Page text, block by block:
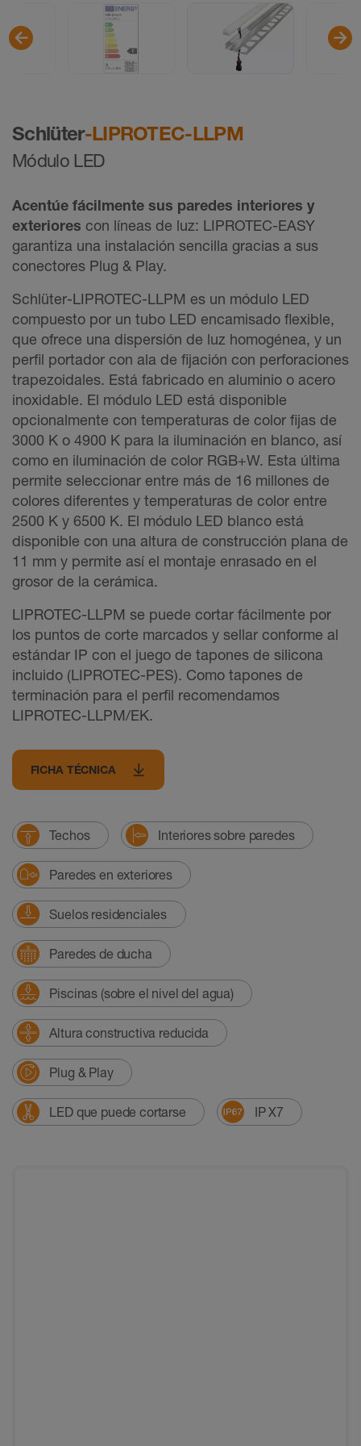
Schlüter-LIPROTEC-LLPM
Módulo LED
Acentúe fácilmente sus paredes interiores y
exteriores con líneas de luz: LIPROTEC-EASY
garantiza una instalación sencilla gracias a sus
conectores Plug & Play.
Schlüter-LIPROTEC-LLPM es un módulo LED
compuesto por un tubo LED encamisado flexible,
que ofrece una dispersión de luz homogénea, y un
perfil portador con ala de fijación con perforaciones
trapezoidales. Está fabricado en aluminio o acero
inoxidable. El módulo LED está disponible
opcionalmente con temperaturas de color fijas de
3000 K o 4900 K para la iluminación en blanco, así
como en iluminación de color RGB+W. Esta última
permite seleccionar entre más de 16 millones de
colores diferentes y temperaturas de color entre
2500 K y 6500 K. El módulo LED blanco está
disponible con una altura de construcción plana de
11 mm y permite así el montaje enrasado en el
grosor de la cerámica.
LIPROTEC-LLPM se puede cortar fácilmente por
los puntos de corte marcados y sellar conforme al
estándar IP con el juego de tapones de silicona
incluido (LIPROTEC-PES). Como tapones de
terminación para el perfil recomendamos
LIPROTEC-LLPM/EK.
FICHA TÉCNICA
Techos Interiores sobre paredes
Paredes en exteriores
Suelos residenciales
Paredes de ducha
Piscinas (sobre el nivel del agua)
Altura constructiva reducida
Plug & Play
LED que puede cortarse IP X7